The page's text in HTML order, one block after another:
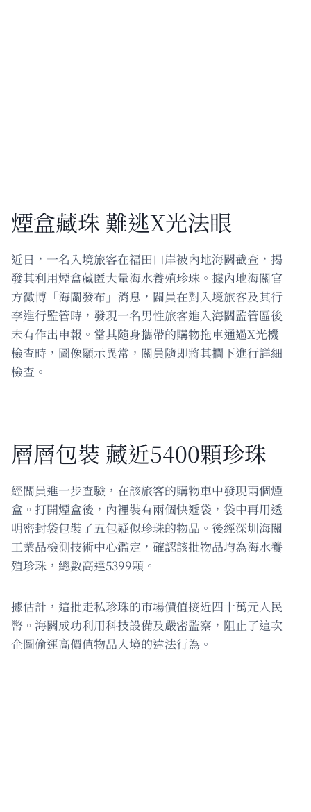
煙盒藏珠 難逃X光法眼
近日，一名入境旅客在福田口岸被內地海關截查，揭
發其利用煙盒藏匿大量海水養殖珍珠。據內地海關官
方微博「海關發布」消息，關員在對入境旅客及其行
李進行監管時，發現一名男性旅客進入海關監管區後
未有作出申報。當其隨身攜帶的購物拖車通過X光機
檢查時，圖像顯示異常，關員隨即將其攔下進行詳細
檢查。
層層包裝 藏近5400顆珍珠
經關員進一步查驗，在該旅客的購物車中發現兩個煙
盒。打開煙盒後，內裡裝有兩個快遞袋，袋中再用透
明密封袋包裝了五包疑似珍珠的物品。後經深圳海關
工業品檢測技術中心鑑定，確認該批物品均為海水養
殖珍珠，總數高達5399顆。
據估計，這批走私珍珠的市場價值接近四十萬元人民
幣。海關成功利用科技設備及嚴密監察，阻止了這次
企圖偷運高價值物品入境的違法行為。